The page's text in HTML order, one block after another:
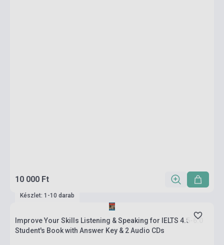
10 000 Ft
Készlet: 1-10 darab
Improve Your Skills Listening & Speaking for IELTS 4.5-6.0
Student's Book with Answer Key & 2 Audio CDs